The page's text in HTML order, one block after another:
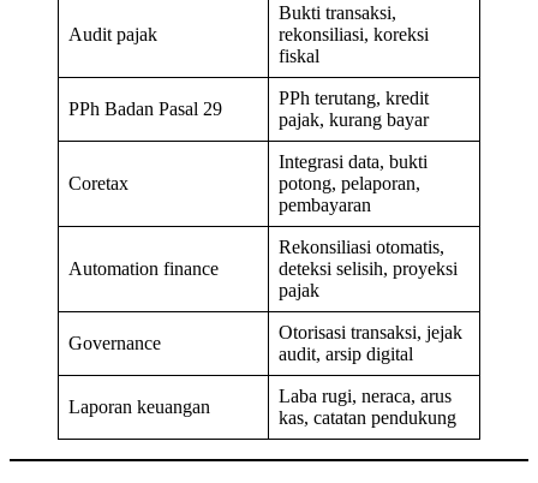
Audit pajak
Bukti transaksi,
rekonsiliasi, koreksi
fiskal
PPh Badan Pasal 29
PPh terutang, kredit
pajak, kurang bayar
Coretax
Integrasi data, bukti
potong, pelaporan,
pembayaran
Automation finance
Rekonsiliasi otomatis,
deteksi selisih, proyeksi
pajak
Governance
Otorisasi transaksi, jejak
audit, arsip digital
Laporan keuangan
Laba rugi, neraca, arus
kas, catatan pendukung